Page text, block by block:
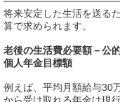
将来安定した生活を送る
算で求められます。
老後の生活費必要額－公
個人年金目標額
例えば、平均月額給与30